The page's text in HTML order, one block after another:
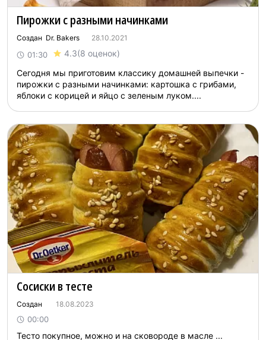
Пирожки с разными начинками
Создан Dr. Bakers 28.10.2021
01:30 4.3(8 оценок)
Сегодня мы приготовим классику домашней выпечки -
пирожки с разными начинками: картошка с грибами,
яблоки с корицей и яйцо с зеленым луком....
Сосиски в тесте
Создан 18.08.2023
00:00
Тесто покупное, можно и на сковороде в масле ...